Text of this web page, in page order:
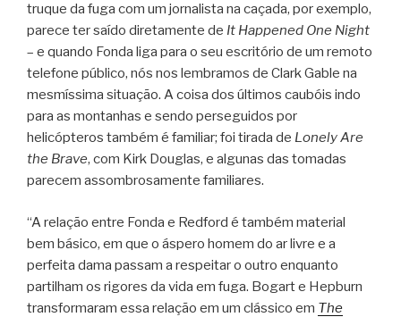
truque da fuga com um jornalista na caçada, por exemplo,
parece ter saído diretamente de It Happened One Night
– e quando Fonda liga para o seu escritório de um remoto
telefone público, nós nos lembramos de Clark Gable na
mesmíssima situação. A coisa dos últimos caubóis indo
para as montanhas e sendo perseguidos por
helicópteros também é familiar; foi tirada de Lonely Are
the Brave, com Kirk Douglas, e algunas das tomadas
parecem assombrosamente familiares.
“A relação entre Fonda e Redford é também material
bem básico, em que o áspero homem do ar livre e a
perfeita dama passam a respeitar o outro enquanto
partilham os rigores da vida em fuga. Bogart e Hepburn
transformaram essa relação em um clássico em The